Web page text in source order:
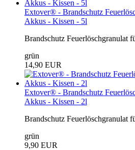
Extover® - Brandschutz
Akkus - Kissen - 5l
Brandschutz Feuerlöschgranulat
grün
14,90 EUR
Extover® - Brandschutz
Akkus - Kissen - 2l
Brandschutz Feuerlöschgranulat
grün
9,90 EUR